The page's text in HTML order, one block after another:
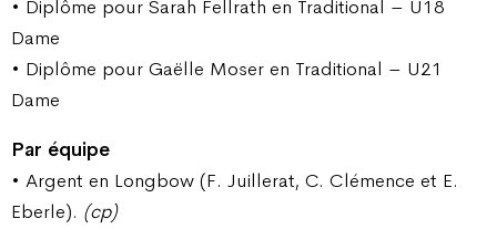
• Diplôme pour Sarah Fellrath en Traditional – U18
Dame
• Diplôme pour Gaëlle Moser en Traditional – U21
Dame
Par équipe
• Argent en Longbow (F. Juillerat, C. Clémence et E.
Eberle). (cp)